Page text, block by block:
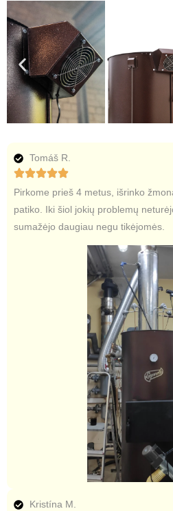
Tomáš R.
Pirkome prieš 4 metus, išrinko
patiko. Iki šiol jokių problemų
sumažėjo daugiau negu tikėjomės.
Kristína M.